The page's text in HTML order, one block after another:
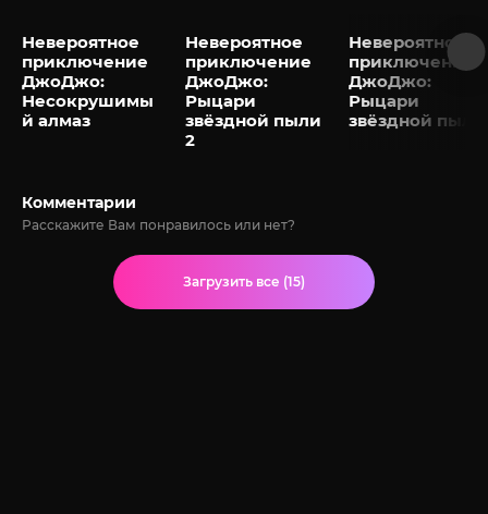
Невероятное
приключение
ДжоДжо:
Несокрушимы
й алмаз
Невероятное
приключение
ДжоДжо:
Рыцари
звёздной пыли
2
Невероятное
приключение
ДжоДжо:
Рыцари
звёздной пыли
Комментарии
Расскажите Вам понравилось или нет?
Загрузить все (15)